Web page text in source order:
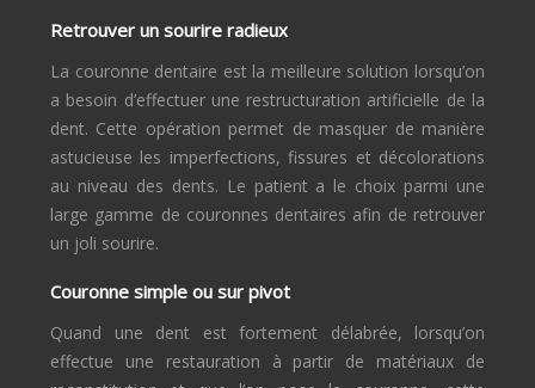
Retrouver un sourire radieux
La couronne dentaire est la meilleure solution lorsqu’on
a besoin d’effectuer une restructuration artificielle de la
dent. Cette opération permet de masquer de manière
astucieuse les imperfections, fissures et décolorations
au niveau des dents. Le patient a le choix parmi une
large gamme de couronnes dentaires afin de retrouver
un joli sourire.
Couronne simple ou sur pivot
Quand une dent est fortement délabrée, lorsqu’on
effectue une restauration à partir de matériaux de